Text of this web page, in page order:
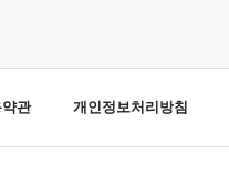
관 개인정보처리방침